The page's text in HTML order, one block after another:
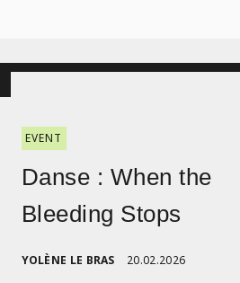
EVENT
Danse : When the
Bleeding Stops
YOLÈNE LE BRAS 20.02.2026